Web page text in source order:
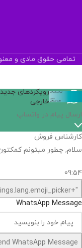
تمامی حقوق مادی و
رویکردهای
خارجی
ارسال پیام در واتساپ
کارشناس فروش
سلام, چطور میتونم
09:54
"+chaty_settings.lang.emoji_picker+"
WhatsApp Message
WhatsApp Message